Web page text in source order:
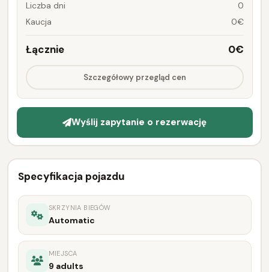
Liczba dni
0
Kaucja
0€
Łącznie 0€
Szczegółowy przegląd cen
Wyślij zapytanie o rezerwację
Specyfikacja pojazdu
SKRZYNIA BIEGÓW
Automatic
MIEJSCA
9 adults